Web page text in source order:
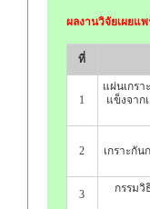
ผลงานวิจัยเผยแ
ที่
1
แผ่นเกรา
แข็งจาก
2 เกราะกั
3
กรรมวิ